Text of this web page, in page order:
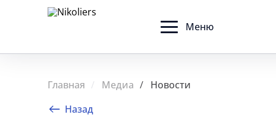
Меню
Главная Медиа
Новости
Назад